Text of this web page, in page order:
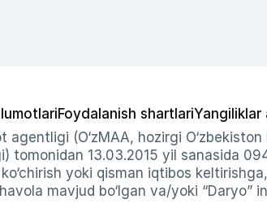
Foydalanish shartlariYangiliklar
(O‘zMAA, hozirgi
13.03.2015 yil sanasida
yoki qisman iqtibos
mavjud bo‘lgan va/yoki “Daryo”